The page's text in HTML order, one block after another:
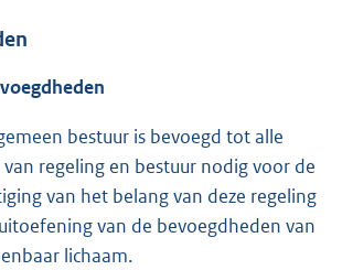
bestuur is bevoegd tot alle
regeling en bestuur nodig voor de
van het belang van deze regeling
van de bevoegdheden van
lichaam.